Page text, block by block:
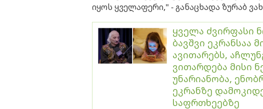
იყოს ყველაფერი," - განაცხადა ზურაბ
ყველა ძვირფასი
ბავშვი ეკრანსაა
ავითარებს,
ვითარდება მისი
უნარიანობა,
ეკრანზე
საფრთხეებზე